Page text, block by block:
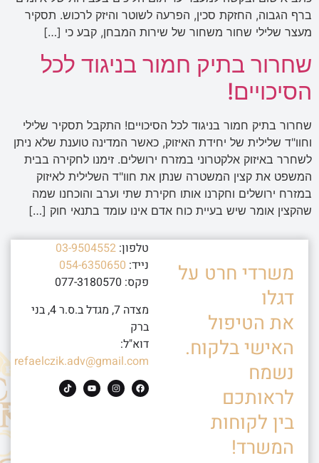
ברף הגבוה, החזקת סכין, הפרעה לשוטר והיזק לרכוש. תסקיר
מעצר שלילי שחור משחור של שירות המבחן, קבע כי […]
שחרור בתיק חמור בניגוד לכל
הסיכויים!
שחרור בתיק חמור בניגוד לכל הסיכויים! התקבל תסקיר שלילי
וחוו"ד שלילית של יחידת האיזוק, כאשר המדינה טוענת שלא ניתן
לשחרר באיזוק אלקטרוני במזרח ירושלים. זימנו לחקירה בבית
המשפט את קצין המשטרה שנתן את חוו"ד השלילית לאיזוק
במזרח ירושלים וחקרנו אותו חקירת שתי וערב והוכחנו שמה
שהקצין אומר שיש בעיית כוח אדם אינו עומד בתנאי חוק […]
משרדי חרט על
דגלו
את הטיפול
האישי בלקוח.
נשמח
לראותכם
בין לקוחות
המשרד!
טלפון: 03-9504552
נייד: 054-6350650
פקס: 077-3180570
מצדה 7, מגדל ב.ס.ר 4, בני
ברק
דוא"ל:
refaelczik.adv@gmail.com